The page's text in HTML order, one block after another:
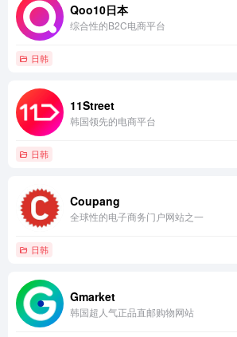
Qoo10日本
综合性的B2C电商平台
日韩
11Street
韩国领先的电商平台
日韩
Coupang
全球性的电子商务门户网站之一
日韩
Gmarket
韩国超人气正品直邮购物网站